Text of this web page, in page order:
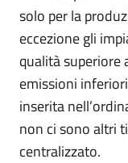
solo per la
eccezione gli
qualità superiore
emissioni
inserita
non ci sono altri
centralizzato.